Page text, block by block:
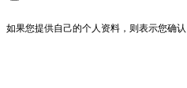
如果您提供自己的个人资料，则表示您确